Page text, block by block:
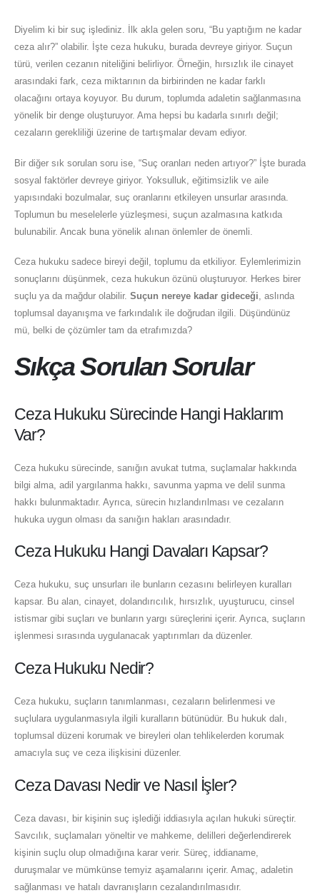
Diyelim ki bir suç işlediniz. İlk akla gelen soru, “Bu yaptığım ne kadar
ceza alır?” olabilir. İşte ceza hukuku, burada devreye giriyor. Suçun
türü, verilen cezanın niteliğini belirliyor. Örneğin, hırsızlık ile cinayet
arasındaki fark, ceza miktarının da birbirinden ne kadar farklı
olacağını ortaya koyuyor. Bu durum, toplumda adaletin sağlanmasına
yönelik bir denge oluşturuyor. Ama hepsi bu kadarla sınırlı değil;
cezaların gerekliliği üzerine de tartışmalar devam ediyor.
Bir diğer sık sorulan soru ise, “Suç oranları neden artıyor?” İşte burada
sosyal faktörler devreye giriyor. Yoksulluk, eğitimsizlik ve aile
yapısındaki bozulmalar, suç oranlarını etkileyen unsurlar arasında.
Toplumun bu meselelerle yüzleşmesi, suçun azalmasına katkıda
bulunabilir. Ancak buna yönelik alınan önlemler de önemli.
Ceza hukuku sadece bireyi değil, toplumu da etkiliyor. Eylemlerimizin
sonuçlarını düşünmek, ceza hukukun özünü oluşturuyor. Herkes birer
suçlu ya da mağdur olabilir. Suçun nereye kadar gideceği, aslında
toplumsal dayanışma ve farkındalık ile doğrudan ilgili. Düşündünüz
mü, belki de çözümler tam da etrafımızda?
Sıkça Sorulan Sorular
Ceza Hukuku Sürecinde Hangi Haklarım
Var?
Ceza hukuku sürecinde, sanığın avukat tutma, suçlamalar hakkında
bilgi alma, adil yargılanma hakkı, savunma yapma ve delil sunma
hakkı bulunmaktadır. Ayrıca, sürecin hızlandırılması ve cezaların
hukuka uygun olması da sanığın hakları arasındadır.
Ceza Hukuku Hangi Davaları Kapsar?
Ceza hukuku, suç unsurları ile bunların cezasını belirleyen kuralları
kapsar. Bu alan, cinayet, dolandırıcılık, hırsızlık, uyuşturucu, cinsel
istismar gibi suçları ve bunların yargı süreçlerini içerir. Ayrıca, suçların
işlenmesi sırasında uygulanacak yaptırımları da düzenler.
Ceza Hukuku Nedir?
Ceza hukuku, suçların tanımlanması, cezaların belirlenmesi ve
suçlulara uygulanmasıyla ilgili kuralların bütünüdür. Bu hukuk dalı,
toplumsal düzeni korumak ve bireyleri olan tehlikelerden korumak
amacıyla suç ve ceza ilişkisini düzenler.
Ceza Davası Nedir ve Nasıl İşler?
Ceza davası, bir kişinin suç işlediği iddiasıyla açılan hukuki süreçtir.
Savcılık, suçlamaları yöneltir ve mahkeme, delilleri değerlendirerek
kişinin suçlu olup olmadığına karar verir. Süreç, iddianame,
duruşmalar ve mümkünse temyiz aşamalarını içerir. Amaç, adaletin
sağlanması ve hatalı davranışların cezalandırılmasıdır.